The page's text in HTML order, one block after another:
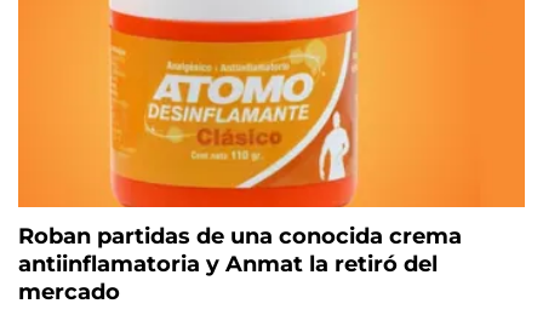
Roban partidas de una conocida crema
antiinflamatoria y Anmat la retiró del
mercado